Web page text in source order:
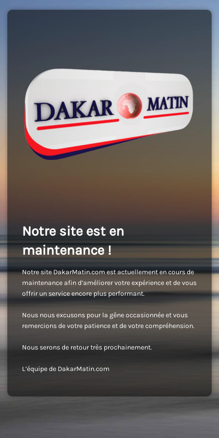
Notre site est en
maintenance !
Notre site DakarMatin.com est actuellement en cours de
maintenance afin d’améliorer votre expérience et de vous
offrir un service encore plus performant.
Nous nous excusons pour la gêne occasionnée et vous
remercions de votre patience et de votre compréhension.
Nous serons de retour très prochainement.
L’équipe de DakarMatin.com